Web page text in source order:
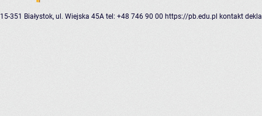
15-351 Białystok, ul. Wiejska 45A tel: +48 746 90 00 https://pb.edu.pl kontakt